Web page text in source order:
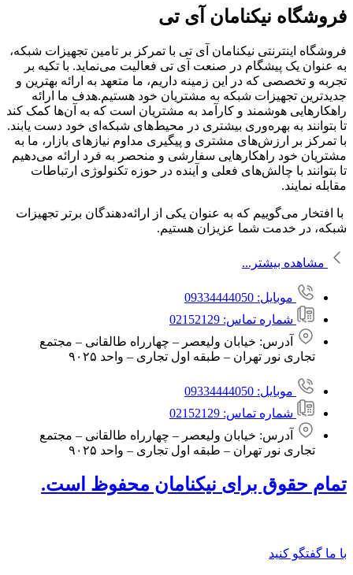
فروشگاه نیکنامان آی‌ تی
فروشگاه اینترنتی نیکنامان آی تی با تمرکز بر تامین تجهیزات شبکه،
به عنوان یک پیشگام در صنعت آی تی فعالیت می‌نماید. با تکیه بر
تجربه و تخصصی که در این زمینه داریم، ما متعهد به ارائه بهترین و
جدیدترین تجهیزات شبکه به مشتریان خود هستیم.هدف ما ارائه
راهکارهایی هوشمند و کارآمد به مشتریان است که به آن‌ها کمک کند
تا بتوانند به بهره‌وری بیشتری در محیط‌های شبکه‌ای خود دست یابند.
با تمرکز بر ارزش‌های مشتری و پیگیری مداوم نیازهای بازار، ما به
مشتریان خود راهکارهایی سفارشی و منحصر به فرد ارائه می‌دهیم
تا بتوانند با چالش‌های فعلی و آینده در حوزه تکنولوژی ارتباطات
مقابله نمایند.
با افتخار می‌گوییم که به عنوان یکی از ارائه‌دهندگان برتر تجهیزات
شبکه، در خدمت شما عزیزان هستیم.
مشاهده بیشتر...
موبایل: 09334444050
شماره تماس: 02152129
آدرس: خیابان ولیعصر – چهارراه طالقانی – مجتمع
تجاری نور تهران – طبقه اول تجاری – واحد ۹۰۲۵
موبایل: 09334444050
شماره تماس: 02152129
آدرس: خیابان ولیعصر – چهارراه طالقانی – مجتمع
تجاری نور تهران – طبقه اول تجاری – واحد ۹۰۲۵
تمام حقوق برای نیکنامان محفوظ است.
با ما گفتگو کنید